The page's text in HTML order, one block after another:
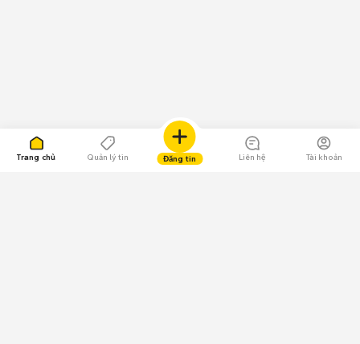
Trang chủ Quản lý tin Đăng tin Liên hệ Tài khoản